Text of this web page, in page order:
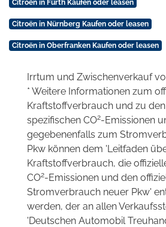
Citroën in Fürth Kaufen oder leasen
Citroën in Nürnberg Kaufen oder leasen
Citroën in Oberfranken Kaufen oder leasen
Irrtum und Zwischenverkauf
* Weitere Informationen zum
Kraftstoffverbrauch und zu
spezifischen CO2-Emissionen
gegebenenfalls zum
Pkw können dem 'Leitfaden
Kraftstoffverbrauch, die
CO2-Emissionen und den
Stromverbrauch neuer Pkw'
werden, der an allen
'Deutschen Automobil